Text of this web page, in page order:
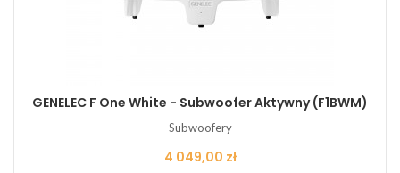
GENELEC F One White - Subwoofer Aktywny (F1BWM)
Subwoofery
Cena
4 049,00 zł